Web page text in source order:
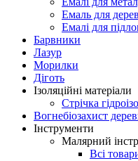
Емаль для
Емалі для
Барвники
Лазур
Морилки
Діготь
Ізоляційні матеріали
Стрічка
Вогнебіозахист
Інструменти
Малярний
Всі